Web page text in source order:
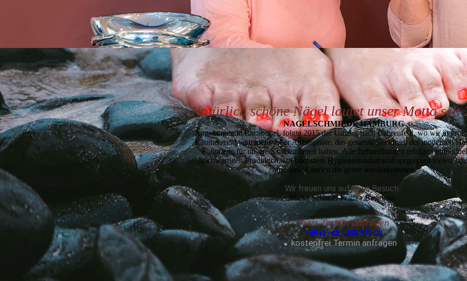
Natürlich schöne Nägel lautet unser Motto seit
NAGEL­SCHMIEDE HAMBURG
Angefangen in Eimsbüttel, folgte 2015 der Umzug nach Bahrenfeld, wo wir in
Räumen und ver­trau­ens­voller Atmosphäre, das gesamte Spektrum der modernen
Fußpflege für unsere Kunden bereit hal­ten. Alle Behandlungen erfolgen
hochwertigen Produkten, auf höchstem Hygienestandart und sorgen seit vielen
zufriedene Kunden die gerne wiederkommen.
Wir freuen uns auf Ihren Besuch.
Maike Schut & Frauke Badekow
Jetzt Termin anfragen
+49 (0) 40 - 430 970 48
kostenfrei Termin anfragen